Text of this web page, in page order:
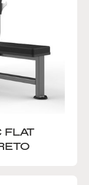
FLAT